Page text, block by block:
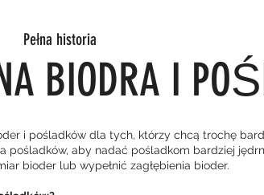
Pełna historia
BIODRA I
i pośladków dla tych, którzy chcą trochę
pośladków, aby nadać pośladkom bardziej
bioder lub wypełnić zagłębienia bioder.